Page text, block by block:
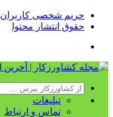
حریم شخصی کاربران
حقوق انتشار محتوا
تبلیغات
تماس و ارتباط